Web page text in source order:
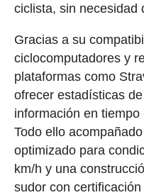
ciclista, sin necesidad
Gracias a su
ciclocomputadores y
plataformas como
ofrecer estadísticas
información en
Todo ello
optimizado para
km/h y una
sudor con